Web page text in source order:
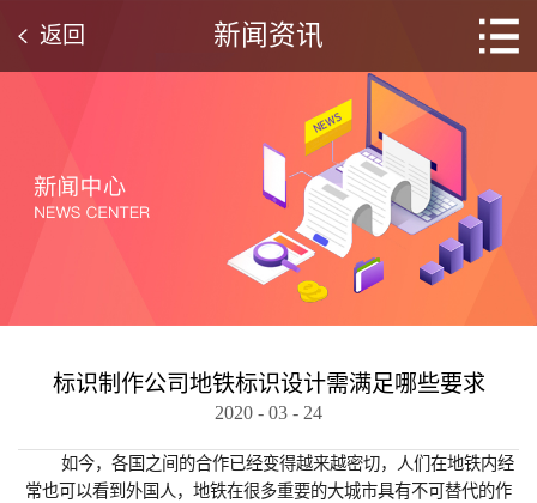
新闻资讯
返回
标识制作公司地铁标识设计需满足哪些要求
2020 - 03 - 24
如今，各国之间的合作已经变得越来越密切，人们在地铁内经
常也可以看到外国人，地铁在很多重要的大城市具有不可替代的作